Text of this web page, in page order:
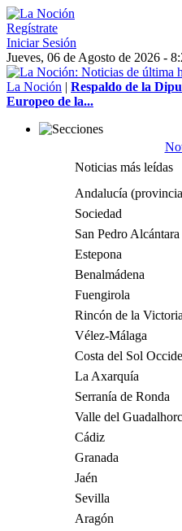
Regístrate
Iniciar Sesión
Jueves, 06 de Agosto de 2026 -
La Noción | Respaldo de la
Europeo de la...
Noticias más leídas
Andalucía
Sociedad
San Pedro Alcántara
Estepona
Benalmádena
Fuengirola
Rincón de la Victoria
Vélez-Málaga
Costa del Sol
La Axarquía
Serranía de Ronda
Valle del
Cádiz
Granada
Jaén
Sevilla
Aragón